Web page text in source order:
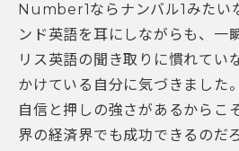
Number1ならナンバル1みたい
ンド英語を耳にしながらも、一
リス英語の聞き取りに慣れてい
かけている自分に気づきました
自信と押しの強さがあるからこ
界の経済界でも成功できるのだ